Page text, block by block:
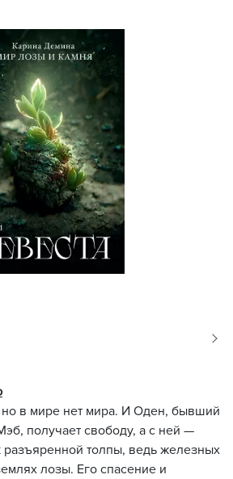
но в мире нет мира. И Оден, бывший
получает свободу, а с ней —
разъяренной толпы, ведь железных
лозы. Его спасение и